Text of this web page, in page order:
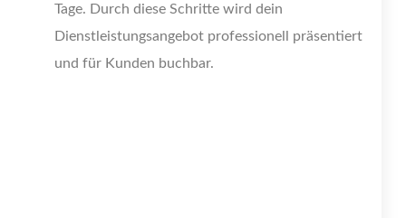
Tage. Durch diese Schritte wird dein
Dienstleistungsangebot professionell präsentiert
und für Kunden buchbar.